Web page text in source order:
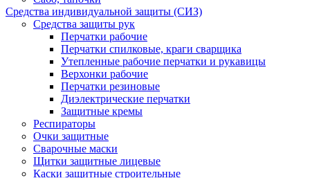
Средства индивидуальной защиты (СИЗ)
Средства защиты рук
Перчатки рабочие
Перчатки спилковые, краги сварщика
Утепленные рабочие перчатки и рукавицы
Верхонки рабочие
Перчатки резиновые
Диэлектрические перчатки
Защитные кремы
Респираторы
Очки защитные
Сварочные маски
Щитки защитные лицевые
Каски защитные строительные